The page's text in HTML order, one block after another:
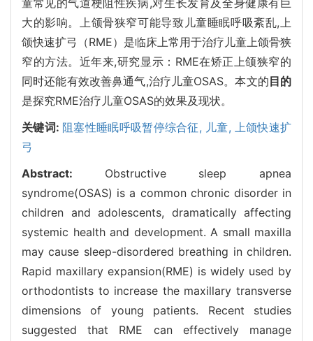
大的影响。上颌骨狭窄可能导致儿童睡眠呼吸紊乱,上
颌快速扩弓（RME）是临床上常用于治疗儿童上颌骨狭
窄的方法。近年来,研究显示：RME在矫正上颌狭窄的
同时还能有效改善鼻通气,治疗儿童OSAS。本文的目的
是探究RME治疗儿童OSAS的效果及现状。
关键词: 阻塞性睡眠呼吸暂停综合征, 儿童,
上颌快速扩
弓
Abstract: Obstructive sleep apnea
syndrome(OSAS) is a common chronic disorder in
children and adolescents, dramatically affecting
systemic health and development. A small maxilla
may cause sleep-disordered breathing in children.
Rapid maxillary expansion(RME) is widely used by
orthodontists to increase the maxillary transverse
dimensions of young patients. Recent studies
suggested that RME can effectively manage